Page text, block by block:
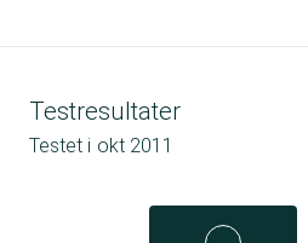
Testresultater
Testet i okt 2011